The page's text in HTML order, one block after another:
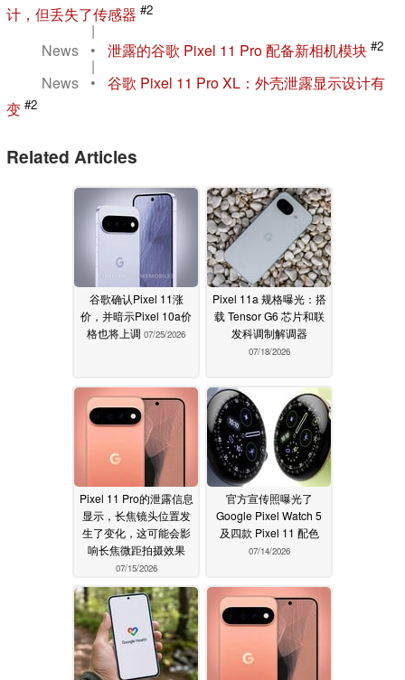
计，但丢失了传感器 #2
|
News
• 泄露的谷歌 Pixel 11 Pro 配备新相机模块 #2
|
News
•
谷歌 Pixel 11 Pro XL：外壳泄露显示设计有
变 #2
Related Articles
谷歌确认Pixel 11涨
价，并暗示Pixel 10a价
格也将上调 07/25/2026
Pixel 11a 规格曝光：搭
载 Tensor G6 芯片和联
发科调制解调器
07/18/2026
Pixel 11 Pro的泄露信息
显示，长焦镜头位置发
生了变化，这可能会影
响长焦微距拍摄效果
07/15/2026
官方宣传照曝光了
Google Pixel Watch 5
及四款 Pixel 11 配色
07/14/2026